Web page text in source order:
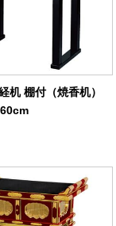
机 棚付（焼香机）